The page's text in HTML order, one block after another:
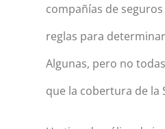
compañías de
reglas para
Algunas, pero no
que la cobertura de la